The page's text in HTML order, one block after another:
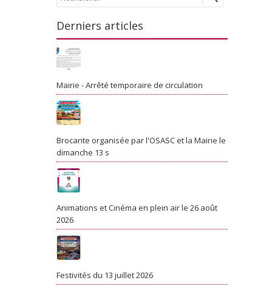
Derniers articles
Mairie - Arrêté temporaire de circulation
Brocante organisée par l'OSASC et la Mairie le
dimanche 13 s
Animations et Cinéma en plein air le 26 août
2026
Festivités du 13 juillet 2026